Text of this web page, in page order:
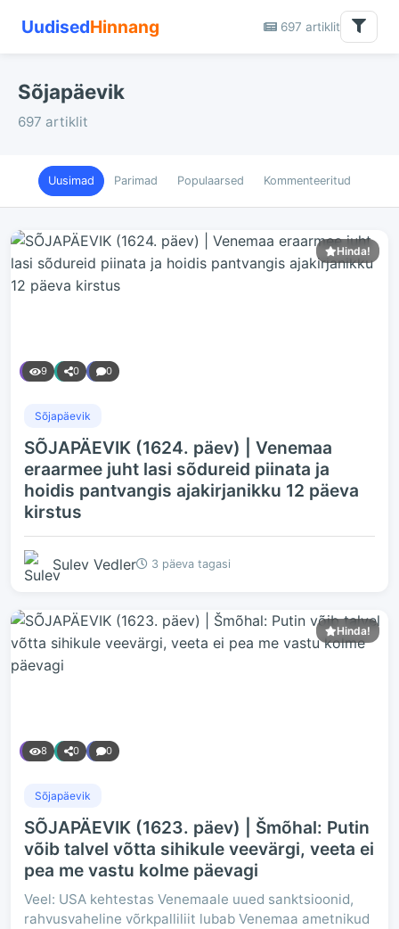
UudisedHinnang 697 artiklit
Sõjapäevik
697 artiklit
Uusimad Parimad Populaarsed Kommenteeritud
Hinda!
9 0 0
Sõjapäevik
SÕJAPÄEVIK (1624. päev) | Venemaa
eraarmee juht lasi sõdureid piinata ja
hoidis pantvangis ajakirjanikku 12 päeva
kirstus
Sulev Vedler 3 päeva tagasi
Hinda!
8 0 0
Sõjapäevik
SÕJAPÄEVIK (1623. päev) | Šmõhal: Putin
võib talvel võtta sihikule veevärgi, veeta ei
pea me vastu kolme päevagi
Veel: USA kehtestas Venemaale uued sanktsioonid,
rahvusvaheline võrkpalliliit lubab Venemaa ametnikud